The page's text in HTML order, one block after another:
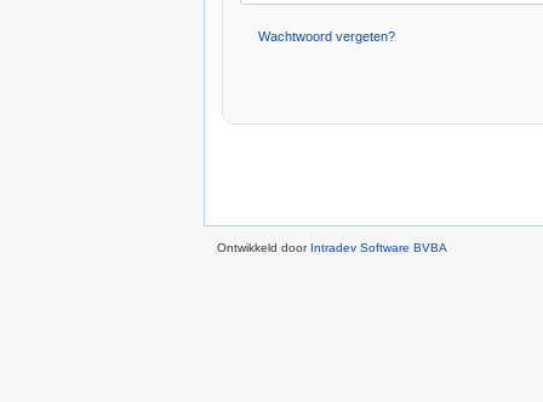
Wachtwoord vergeten?
Ontwikkeld door Intradev Software BVBA